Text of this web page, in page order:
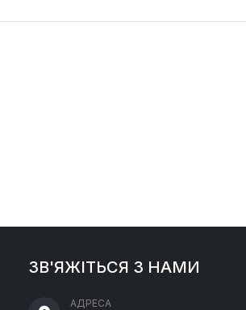
ЗВ'ЯЖІТЬСЯ З НАМИ
АДРЕСА